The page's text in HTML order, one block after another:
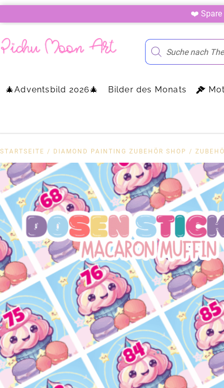
❤️ Spare
🎄Adventsbild 2026🎄 Bilder des Monats
STARTSEITE / DIAMOND PAINTING ZUBEHÖR SHOP /